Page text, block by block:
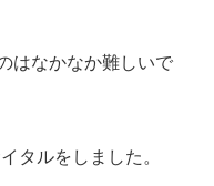
はなかなか難しいで
タルをしました。